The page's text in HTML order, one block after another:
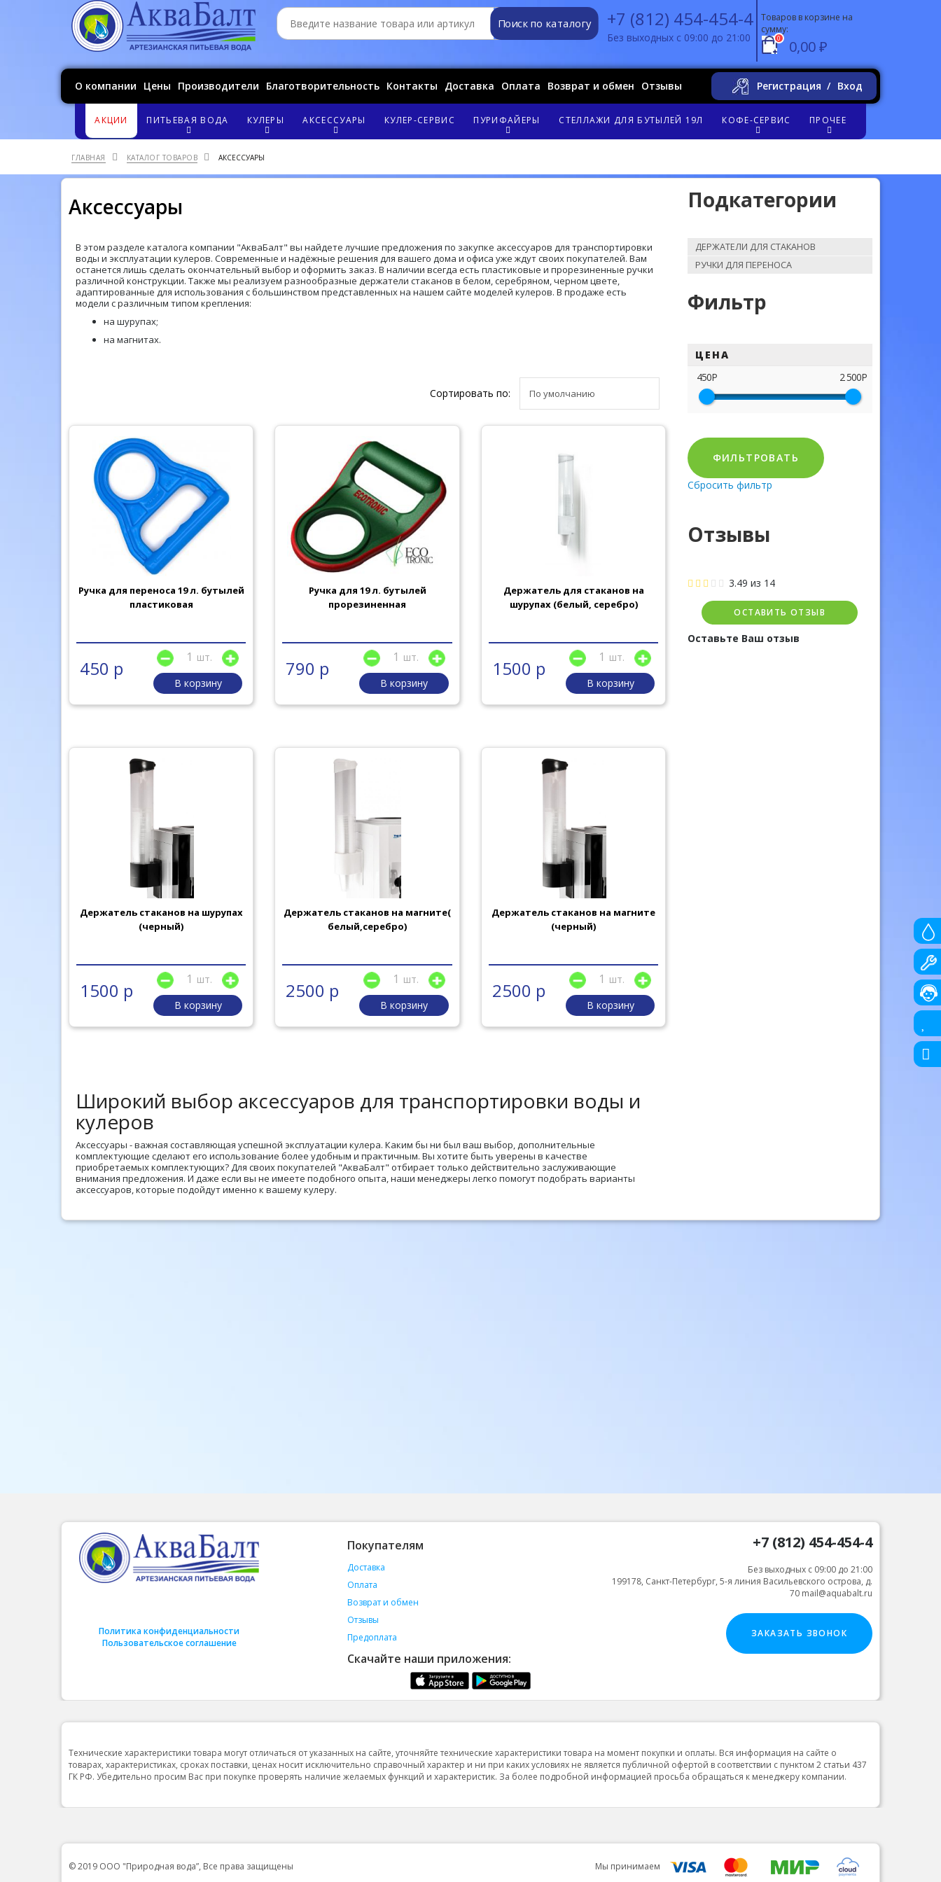
Поиск по каталогу +7 (812) 454-454-4
Без выходных с 09:00 до 21:00
Товаров в корзине на
сумму:
0 0,00 ₽
О компании Цены Производители Благотворительность Контакты Доставка Оплата Возврат и обмен Отзывы Регистрация Вход
АКЦИИ ПИТЬЕВАЯ ВОДА КУЛЕРЫ АКСЕССУАРЫ КУЛЕР-СЕРВИС ПУРИФАЙЕРЫ СТЕЛЛАЖИ ДЛЯ БУТЫЛЕЙ 19Л КОФЕ-СЕРВИС ПРОЧЕЕ
ГЛАВНАЯ КАТАЛОГ ТОВАРОВ АКСЕССУАРЫ
Подкатегории
ДЕРЖАТЕЛИ ДЛЯ СТАКАНОВ
РУЧКИ ДЛЯ ПЕРЕНОСА
Фильтр
ЦЕНА
450Р
2 500Р
ФИЛЬТРОВАТЬ
Сбросить фильтр
Отзывы
3.49 из 14
ОСТАВИТЬ ОТЗЫВ
Оставьте Ваш отзыв
Аксессуары
В этом разделе каталога компании "АкваБалт" вы найдете лучшие предложения по закупке аксессуаров для транспортировки
воды и эксплуатации кулеров. Современные и надёжные решения для вашего дома и офиса уже ждут своих покупателей. Вам
останется лишь сделать окончательный выбор и оформить заказ. В наличии всегда есть пластиковые и прорезиненные ручки
различной конструкции. Также мы реализуем разнообразные держатели стаканов в белом, серебряном, черном цвете,
адаптированные для использования с большинством представленных на нашем сайте моделей кулеров. В продаже есть
модели с различным типом крепления:
на шурупах;
на магнитах.
Сортировать по:
Ручка для переноса 19 л. бутылей
пластиковая
450 р
шт.
В корзину
Ручка для 19 л. бутылей
прорезиненная
790 р
шт.
В корзину
Держатель для стаканов на
шурупах (белый, серебро)
1500 р
шт.
В корзину
Держатель стаканов на шурупах
(черный)
1500 р
шт.
В корзину
Держатель стаканов на магните(
белый,серебро)
2500 р
шт.
В корзину
Держатель стаканов на магните
(черный)
2500 р
шт.
В корзину
Широкий выбор аксессуаров для транспортировки воды и
кулеров
Аксессуары - важная составляющая успешной эксплуатации кулера. Каким бы ни был ваш выбор, дополнительные
комплектующие сделают его использование более удобным и практичным. Вы хотите быть уверены в качестве
приобретаемых комплектующих? Для своих покупателей "АкваБалт" отбирает только действительно заслуживающие
внимания предложения. И даже если вы не имеете подобного опыта, наши менеджеры легко помогут подобрать варианты
аксессуаров, которые подойдут именно к вашему кулеру.
Политика конфиденциальности
Пользовательское соглашение
Покупателям
Доставка
Оплата
Возврат и обмен
Отзывы
Предоплата
Скачайте наши приложения:
+7 (812) 454-454-4
Без выходных с 09:00 до 21:00
199178, Санкт-Петербург, 5-я линия Васильевского острова, д.
70 mail@aquabalt.ru
ЗАКАЗАТЬ ЗВОНОК
Технические характеристики товара могут отличаться от указанных на сайте, уточняйте технические характеристики товара на момент покупки и оплаты. Вся информация на сайте о
товарах, характеристиках, сроках поставки, ценах носит исключительно справочный характер и ни при каких условиях не является публичной офертой в соответствии с пунктом 2 статьи 437
ГК РФ. Убедительно просим Вас при покупке проверять наличие желаемых функций и характеристик. За более подробной информацией просьба обращаться к менеджеру компании.
© 2019 ООО "Природная вода”, Все права защищены Мы принимаем